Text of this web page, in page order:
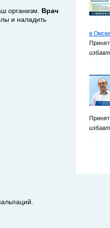
организм. Врач
и наладить
в